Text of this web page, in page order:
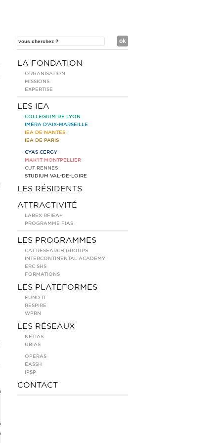
LA FONDATION
ORGANISATION
MISSIONS
EXPERTISE
LES IEA
COLLEGIUM DE LYON
IMÉRA D’AIX-MARSEILLE
IEA DE NANTES
IEA DE PARIS
CYAS CERGY
MAK’IT MONTPELLIER
CUT RENNES
STUDIUM VAL-DE-LOIRE
LES RÉSIDENTS
ATTRACTIVITÉ
LABEX RFIEA+
PROGRAMME FIAS
LES PROGRAMMES
CAT RESEARCH GROUPS
INTERCONTINENTAL ACADEMY
ERC SHS
FORMATIONS
LES PLATEFORMES
FUND IT
RESPIRE
WPRN
LES RÉSEAUX
NETIAS
UBIAS
OPERAS
EASSH
IPSP
CONTACT